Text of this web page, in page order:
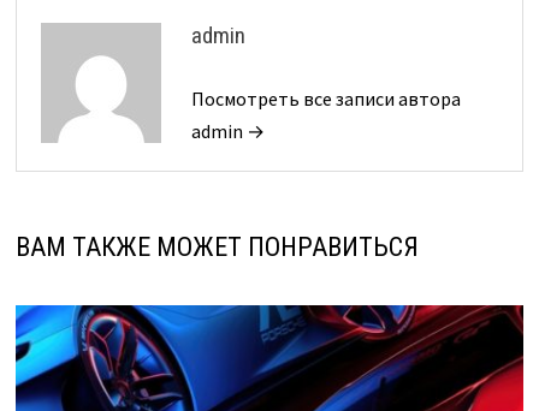
admin
Посмотреть все записи автора
admin →
ВАМ ТАКЖЕ МОЖЕТ ПОНРАВИТЬСЯ